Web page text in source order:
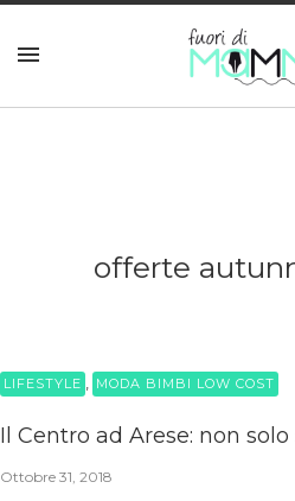
offerte
LIFESTYLE MODA BIMBI LOW COST
Il Centro ad Arese: non
Ottobre 31, 2018